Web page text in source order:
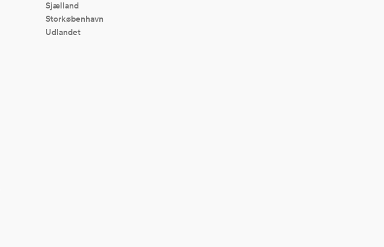
Sjælland
Storkøbenhavn
Udlandet